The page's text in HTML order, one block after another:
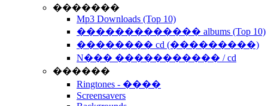
�������
Mp3 Downloads (Top 10)
������������� albums (Top 10)
�������� cd (���������)
N��� ����������� / cd
������
Ringtones - ����
Screensavers